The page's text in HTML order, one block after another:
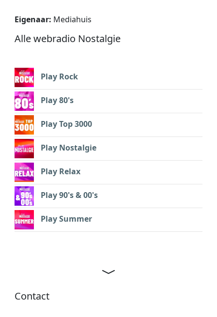
Eigenaar: Mediahuis
Alle webradio Nostalgie
Play Rock
Play 80's
Play Top 3000
Play Nostalgie
Play Relax
Play 90's & 00's
Play Summer
Contact